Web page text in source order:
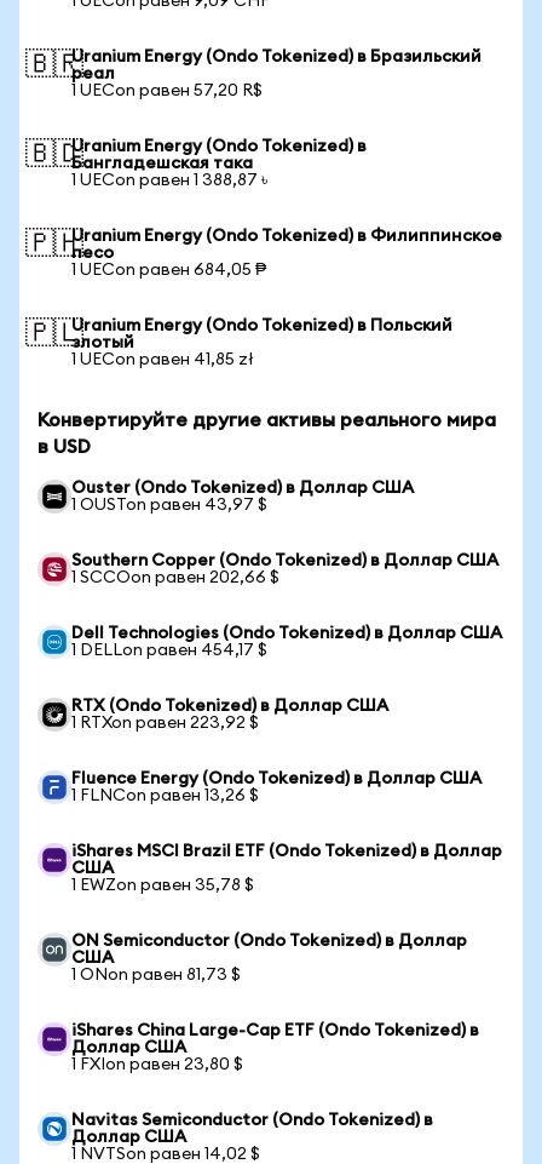
🇧🇷Uranium Energy (Ondo Tokenized) в Бразильский
реал
1 UECon равен 57,20 R$
🇧🇩Uranium Energy (Ondo Tokenized) в
Бангладешская така
1 UECon равен 1 388,87 ৳
🇵🇭Uranium Energy (Ondo Tokenized) в Филиппинское
песо
1 UECon равен 684,05 ₱
🇵🇱Uranium Energy (Ondo Tokenized) в Польский
злотый
1 UECon равен 41,85 zł
Конвертируйте другие активы реального мира
в USD
Ouster (Ondo Tokenized) в Доллар США
1 OUSTon равен 43,97 $
Southern Copper (Ondo Tokenized) в Доллар США
1 SCCOon равен 202,66 $
Dell Technologies (Ondo Tokenized) в Доллар США
1 DELLon равен 454,17 $
RTX (Ondo Tokenized) в Доллар США
1 RTXon равен 223,92 $
Fluence Energy (Ondo Tokenized) в Доллар США
1 FLNCon равен 13,26 $
iShares MSCI Brazil ETF (Ondo Tokenized) в Доллар
США
1 EWZon равен 35,78 $
ON Semiconductor (Ondo Tokenized) в Доллар
США
1 ONon равен 81,73 $
iShares China Large-Cap ETF (Ondo Tokenized) в
Доллар США
1 FXIon равен 23,80 $
Navitas Semiconductor (Ondo Tokenized) в
Доллар США
1 NVTSon равен 14,02 $